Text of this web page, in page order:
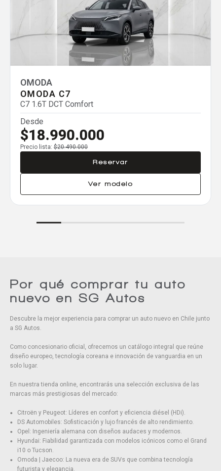
OMODA
OMODA C7
C7 1.6T DCT Comfort
Desde
$18.990.000
Precio lista: $20.490.000
Reservar
Ver modelo
Comparador
Agregar un vehículo
Agregar un vehículo
Por qué comprar tu auto
nuevo en SG Autos
Descubre la mejor experiencia para comprar un auto nuevo en Chile junto
a SG Autos.
Como concesionario oficial, ofrecemos un catálogo integral que reúne
diseño europeo, tecnología coreana e innovación de vanguardia en un
solo lugar.
En nuestra tienda online, encontrarás una selección exclusiva de las
marcas más prestigiosas del mercado:
Citroën y Peugeot: Líderes en confort y eficiencia diésel (HDi).
DS Automobiles: Sofisticación y lujo francés de alto rendimiento.
Opel: Ingeniería alemana con diseños audaces y modernos.
Hyundai: Fiabilidad garantizada con modelos icónicos como el Grand
i10 o Tucson.
Omoda | Jaecoo: La nueva era de SUVs que combina tecnología
futurista y elegancia.